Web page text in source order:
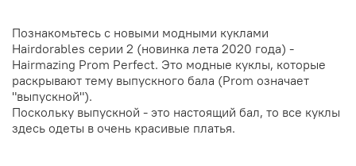
Познакомьтесь с новыми модными куклами
Hairdorables серии 2 (новинка лета 2020 года) -
Hairmazing Prom Perfect. Это модные куклы, которые
раскрывают тему выпускного бала (Prom означает
"выпускной").
Поскольку выпускной - это настоящий бал, то все куклы
здесь одеты в очень красивые платья.